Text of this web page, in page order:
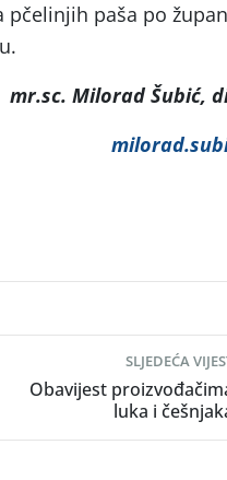
pčelinjih paša po
mr.sc. Milorad Šubić,
SLJEDEĆA
Obavijest
luka i